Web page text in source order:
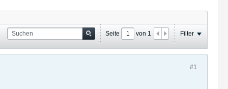
Seite von 1 Filter
#1